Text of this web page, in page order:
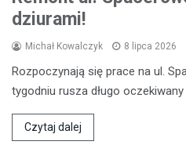
dziurami!
Michał Kowalczyk 8 lipca 2026
Rozpoczynają się prace na ul.
tygodniu rusza długo
Czytaj dalej